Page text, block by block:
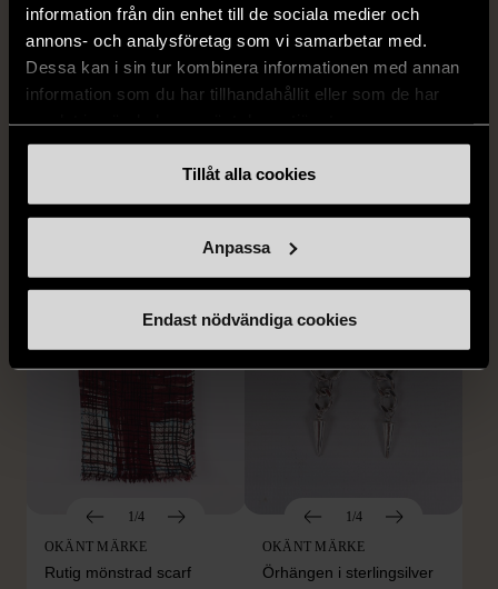
information från din enhet till de sociala medier och
annons- och analysföretag som vi samarbetar med.
Dessa kan i sin tur kombinera informationen med annan
information som du har tillhandahållit eller som de har
Tillåt alla cookies
Anpassa
Endast nödvändiga cookies
1/5
STOCKH LM
Stockh lm - Ljusgrön
viskosblus med v-ringning
Gott skick
159 kr
FRÅN SAMMA VARUMÄRKE
Hitta produkter från samma varumärke
1/4
OKÄNT MÄRKE
Rutig mönstrad scarf
1/4
OKÄNT MÄRKE
Örhängen i sterlingsilver